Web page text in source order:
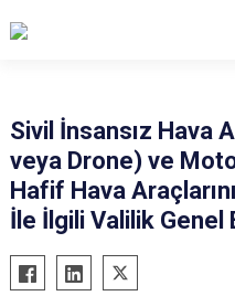
Sivil İnsansız Hava
veya Drone) ve
Hafif Hava
İle İlgili Valilik Genel